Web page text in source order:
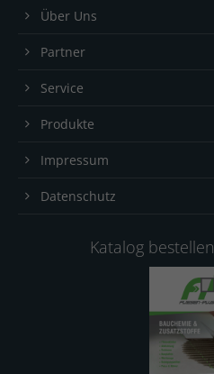
Über Uns
Partner
Service
Produkte
Impressum
Datenschutz
Katalog